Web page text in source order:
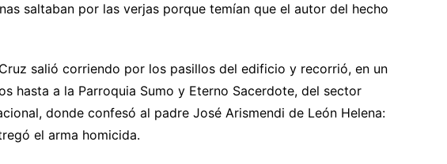
saltaban por las verjas porque temían que el autor del hecho
salió corriendo por los pasillos del edificio y recorrió, en un
hasta a la Parroquia Sumo y Eterno Sacerdote, del sector
donde confesó al padre José Arismendi de León Helena:
el arma homicida.